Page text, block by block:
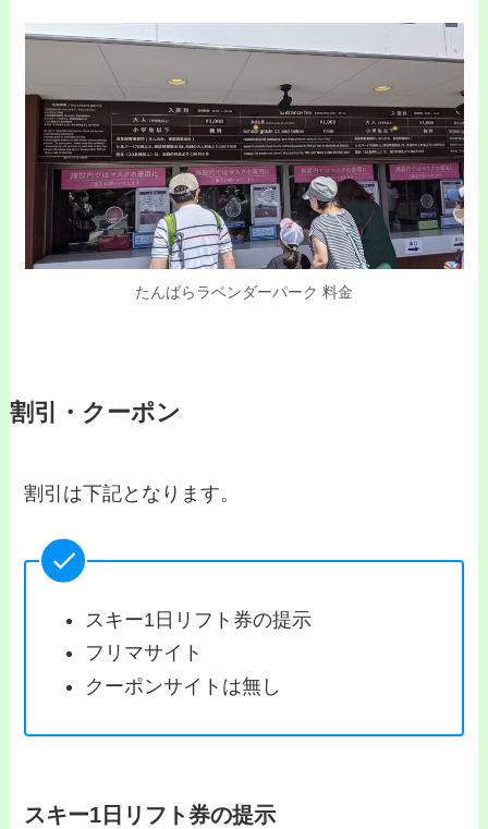
たんばらラベンダーパーク 料金
割引・クーポン
割引は下記となります。
スキー1日リフト券の提示
フリマサイト
クーポンサイトは無し
スキー1日リフト券の提示